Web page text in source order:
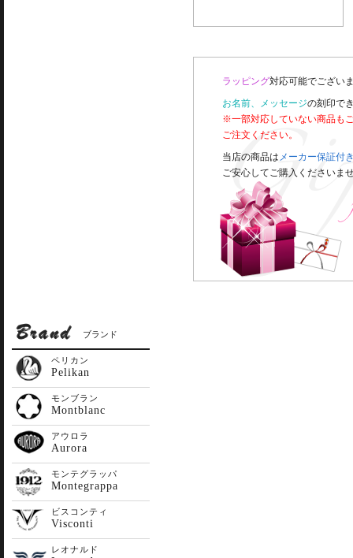
ラッピング対応可能でござい
お名前、メッセージの刻印で
※一部対応していない商品も
ご注文ください。
当店の商品は メーカー保証付
ご安心してご購入くださいま
ブランド
ペリカン
Pelikan
モンブラン
Montblanc
アウロラ
Aurora
モンテグラッパ
Montegrappa
ビスコンティ
Visconti
レオナルド